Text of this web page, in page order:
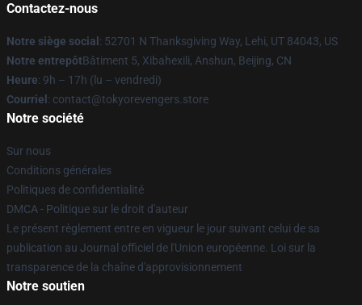
Contactez-nous
Notre siège social : 52701 N Thanksgiving Way, Lehi, UT 84043, US
Notre entrepôtBâtiment 5, Xibahexili, Anshun, Beijing, CN
Heure: 9h – 17h (lu – vendredi)
Courriel : contact@tokyorevengers.store
Notre société
Sur nous
Conditions générales
Politiques de confidentialité
DMCA - Politique sur le droit d'auteur
Le présent règlement entre en vigueur le jour suivant celui de sa
publication au Journal officiel de l'Union européenne. Loi sur la
transparence de la chaîne d'approvisionnement
Notre soutien